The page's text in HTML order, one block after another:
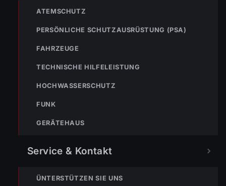
ATEMSCHUTZ
PERSÖNLICHE SCHUTZAUSRÜSTUNG (PSA)
FAHRZEUGE
TECHNISCHE HILFELEISTUNG
HOCHWASSERSCHUTZ
FUNK
GERÄTEHAUS
Service & Kontakt
ÜNTERSTÜTZEN SIE UNS